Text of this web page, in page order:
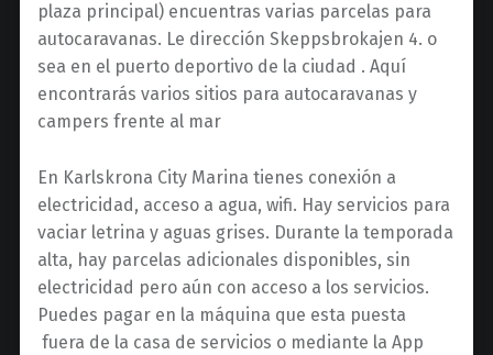
plaza principal) encuentras varias parcelas para
autocaravanas. Le dirección Skeppsbrokajen 4. o
sea en el puerto deportivo de la ciudad . Aquí
encontrarás varios sitios para autocaravanas y
campers frente al mar
En Karlskrona City Marina tienes conexión a
electricidad, acceso a agua, wifi. Hay servicios para
vaciar letrina y aguas grises. Durante la temporada
alta, hay parcelas adicionales disponibles, sin
electricidad pero aún con acceso a los servicios.
Puedes pagar en la máquina que esta puesta
fuera de la casa de servicios o mediante la App